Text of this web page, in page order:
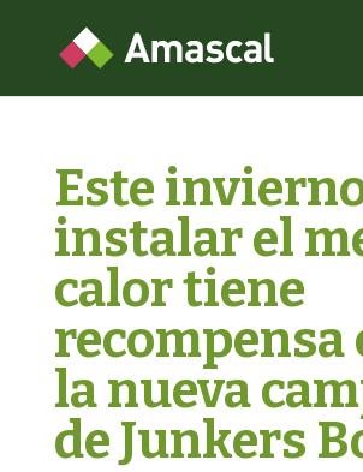
Este
instalar el
calor tiene
recompensa
la nueva
de Junkers